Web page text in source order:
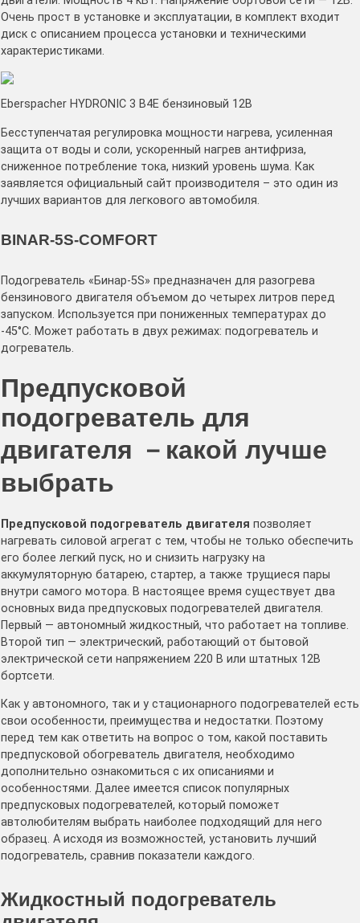
Очень прост в установке и эксплуатации, в комплект входит
диск с описанием процесса установки и техническими
характеристиками.
Eberspacher HYDRONIC 3 B4E бензиновый 12В
Бесступенчатая регулировка мощности нагрева, усиленная
защита от воды и соли, ускоренный нагрев антифриза,
сниженное потребление тока, низкий уровень шума. Как
заявляется официальный сайт производителя – это один из
лучших вариантов для легкового автомобиля.
BINAR-5S-COMFORT
Подогреватель «Бинар-5S» предназначен для разогрева
бензинового двигателя объемом до четырех литров перед
запуском. Используется при пониженных температурах до
-45°C. Может работать в двух режимах: подогреватель и
догреватель.
Предпусковой
подогреватель для
двигателя －какой лучше
выбрать
Предпусковой подогреватель двигателя позволяет
нагревать силовой агрегат с тем, чтобы не только обеспечить
его более легкий пуск, но и снизить нагрузку на
аккумуляторную батарею, стартер, а также трущиеся пары
внутри самого мотора. В настоящее время существует два
основных вида предпусковых подогревателей двигателя.
Первый — автономный жидкостный, что работает на топливе.
Второй тип — электрический, работающий от бытовой
электрической сети напряжением 220 В или штатных 12В
бортсети.
Как у автономного, так и у стационарного подогревателей есть
свои особенности, преимущества и недостатки. Поэтому
перед тем как ответить на вопрос о том, какой поставить
предпусковой обогреватель двигателя, необходимо
дополнительно ознакомиться с их описаниями и
особенностями. Далее имеется список популярных
предпусковых подогревателей, который поможет
автолюбителям выбрать наиболее подходящий для него
образец. А исходя из возможностей, установить лучший
подогреватель, сравнив показатели каждого.
Жидкостный подогреватель